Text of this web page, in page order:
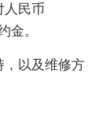
人民币
金。
，以及维修方